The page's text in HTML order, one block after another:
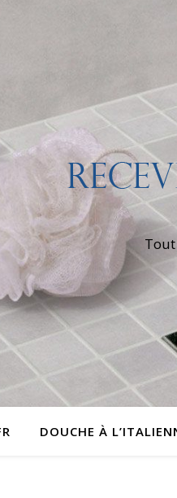
DOUCHE À